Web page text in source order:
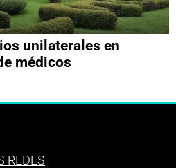
unilaterales en
médicos
REDES